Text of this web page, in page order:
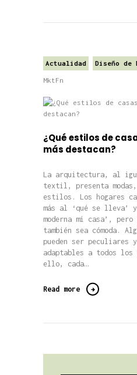
Actualidad Diseño de
MktFn
¿Qué estilos de
más destacan?
La arquitectura, al
textil, presenta
estilos. Los hogares
más al ‘qué se lleva’
moderna mi casa’,
también sea cómoda.
pueden ser peculiares
adaptables a todos
ello, cada…
Read more